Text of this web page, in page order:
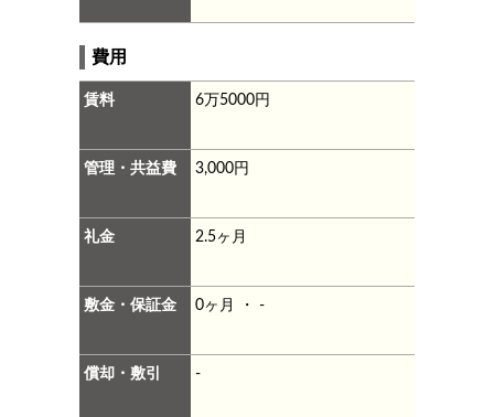
費用
賃料 6万5000円
管理・共益費 3,000円
礼金 2.5ヶ月
敷金・保証金 0ヶ月 ・ -
償却・敷引 -